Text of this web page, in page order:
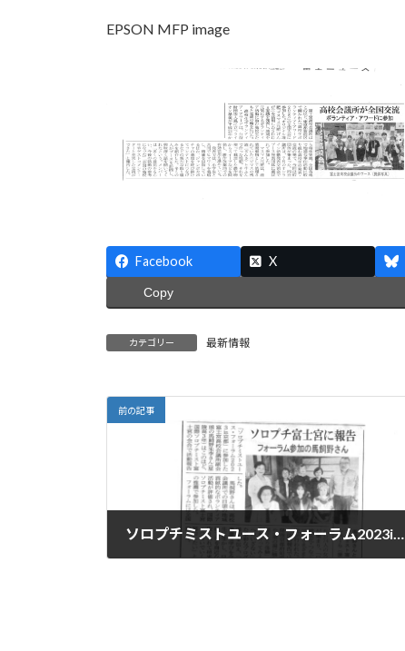
EPSON MFP image
Facebook X
Copy
カテゴリー 最新情報
前の記事
ソロプチミストユース・フォーラム2023in京都に参加した馬飼野朱李さん（富士宮高校会議所副会頭 星陵高校3年）が、国際ソロプチミスト富士宮の集まりで、報告会を行った様子が、富士ニュースに掲載されました。